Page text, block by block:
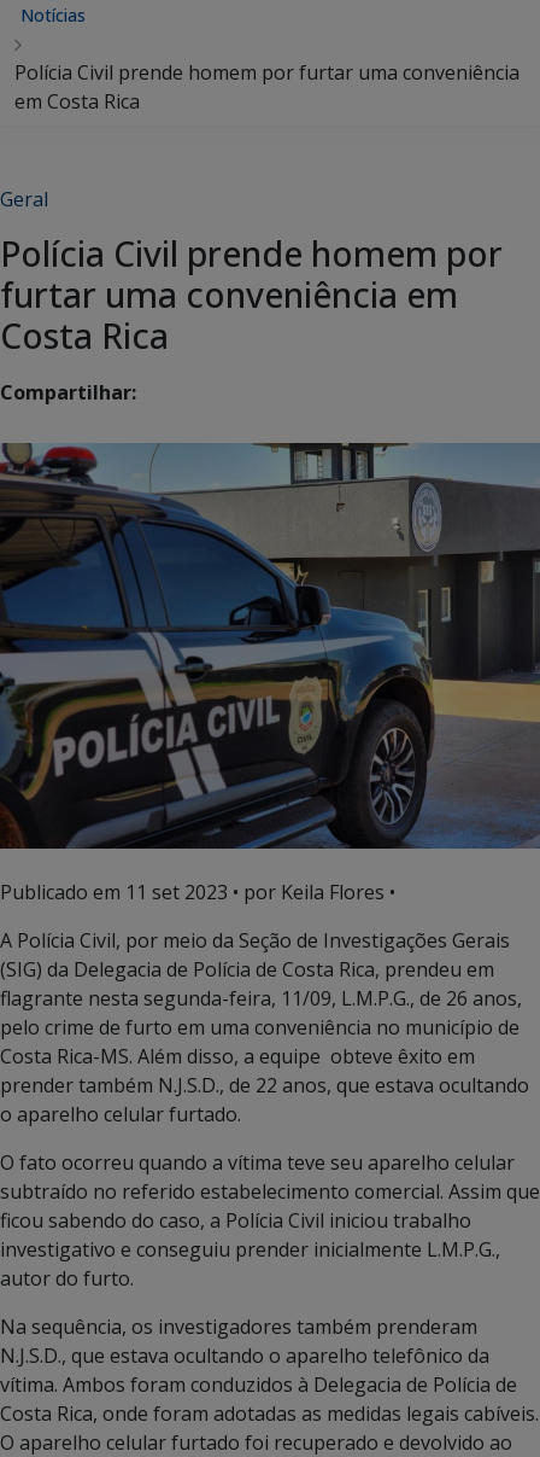
Notícias
Polícia Civil prende homem por furtar uma conveniência
em Costa Rica
Geral
Polícia Civil prende homem por
furtar uma conveniência em
Costa Rica
Compartilhar:
Publicado em 11 set 2023 • por Keila Flores •
A Polícia Civil, por meio da Seção de Investigações Gerais
(SIG) da Delegacia de Polícia de Costa Rica, prendeu em
flagrante nesta segunda-feira, 11/09, L.M.P.G., de 26 anos,
pelo crime de furto em uma conveniência no município de
Costa Rica-MS. Além disso, a equipe obteve êxito em
prender também N.J.S.D., de 22 anos, que estava ocultando
o aparelho celular furtado.
O fato ocorreu quando a vítima teve seu aparelho celular
subtraído no referido estabelecimento comercial. Assim que
ficou sabendo do caso, a Polícia Civil iniciou trabalho
investigativo e conseguiu prender inicialmente L.M.P.G.,
autor do furto.
Na sequência, os investigadores também prenderam
N.J.S.D., que estava ocultando o aparelho telefônico da
vítima. Ambos foram conduzidos à Delegacia de Polícia de
Costa Rica, onde foram adotadas as medidas legais cabíveis.
O aparelho celular furtado foi recuperado e devolvido ao